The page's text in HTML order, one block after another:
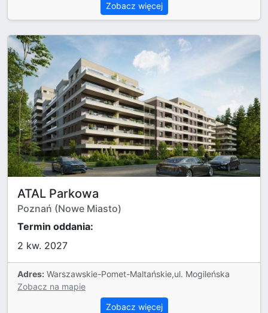
Zobacz więcej
ATAL Parkowa
Poznań (Nowe Miasto)
Termin oddania:
2 kw. 2027
Adres: Warszawskie-Pomet-Maltańskie,ul. Mogileńska
Zobacz na mapie
Zobacz więcej